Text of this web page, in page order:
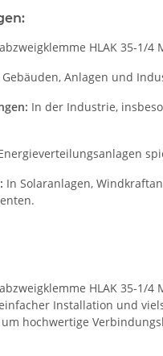
HLAK 35-1/
Gebäuden, Anlagen und
In der Industrie,
In Solaranlagen,
HLAK 35-1/
Installation und
hochwertige